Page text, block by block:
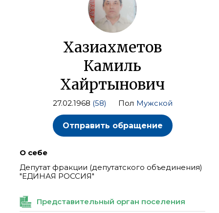
Хазиахметов
Камиль
Хайртынович
27.02.1968 (58) Пол Мужской
Отправить обращение
О себе
Депутат фракции (депутатского объединения)
"ЕДИНАЯ РОССИЯ"
Представительный орган поселения